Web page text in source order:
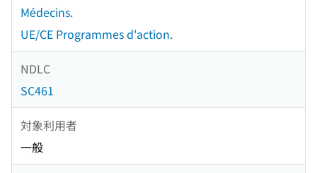
Médecins.
UE/CE Programmes d'action.
NDLC
SC461
対象利用者
一般